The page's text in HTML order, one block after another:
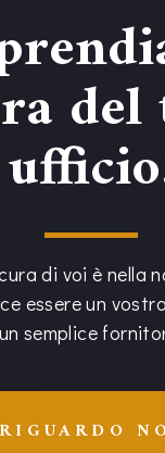
del
di voi è nella
essere un
un semplice
RIGUARDO